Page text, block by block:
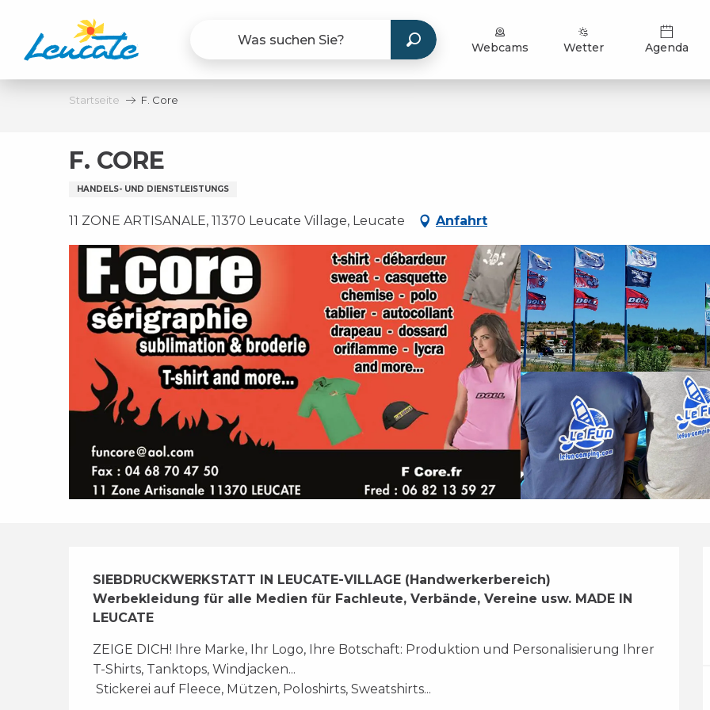
contenu
principal
Webcams Wetter Agenda
Startseite F. Core
F. CORE
HANDELS- UND DIENSTLEISTUNGS
11 ZONE ARTISANALE, 11370 Leucate Village, Leucate Anfahrt
Beschreibung
SIEBDRUCKWERKSTATT IN LEUCATE-VILLAGE (Handwerkerbereich)
Werbekleidung für alle Medien für Fachleute, Verbände, Vereine usw. MADE IN
LEUCATE
ZEIGE DICH! Ihre Marke, Ihr Logo, Ihre Botschaft: Produktion und Personalisierung Ihrer
T-Shirts, Tanktops, Windjacken...
Stickerei auf Fleece, Mützen, Poloshirts, Sweatshirts...